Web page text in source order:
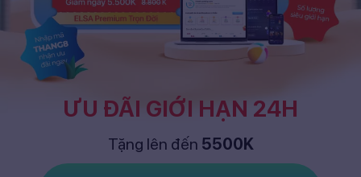
ƯU ĐÃI GIỚI HẠN 24H
Tặng lên đến 5500K